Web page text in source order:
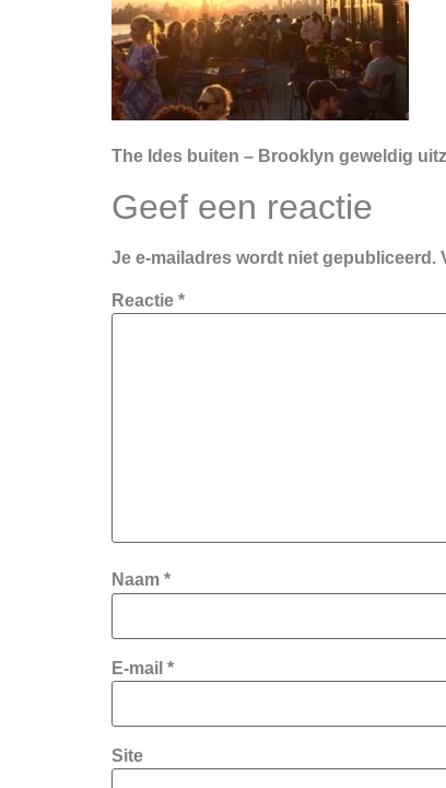
The Ides buiten – Brooklyn geweldig
Geef een reactie
Je e-mailadres wordt niet gepubliceerd.
Reactie *
Naam *
E-mail *
Site